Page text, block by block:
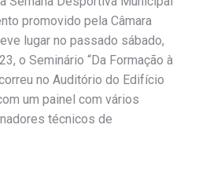
promovido pela Câmara
lugar no passado sábado,
o Seminário “Da Formação à
no Auditório do Edifício
um painel com vários
técnicos de